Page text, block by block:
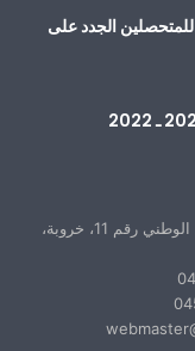
الجدد على
جامعة عبد الحميد بن باديس مستغانم، الطريق الوطني رقم 11، خروبة،